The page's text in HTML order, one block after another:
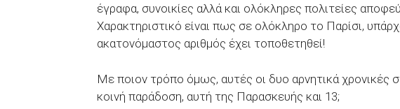
έγραφα, συνοικίες αλλά και ολόκληρες πολιτείες
Χαρακτηριστικό είναι πως σε ολόκληρο το Παρίσι,
ακατονόμαστος αριθμός έχει τοποθετηθεί!
Με ποιον τρόπο όμως, αυτές οι δυο αρνητικά χρονικές
κοινή παράδοση, αυτή της Παρασκευής και 13;